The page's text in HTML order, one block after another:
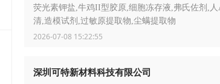
荧光素钾盐,牛鸡II型胶原,细胞冻存液,弗氏佐剂,人
清,造模试剂,过敏原提取物,尘螨提取物
2026-07-08 15:22:55
深圳可特新材料科技有限公司